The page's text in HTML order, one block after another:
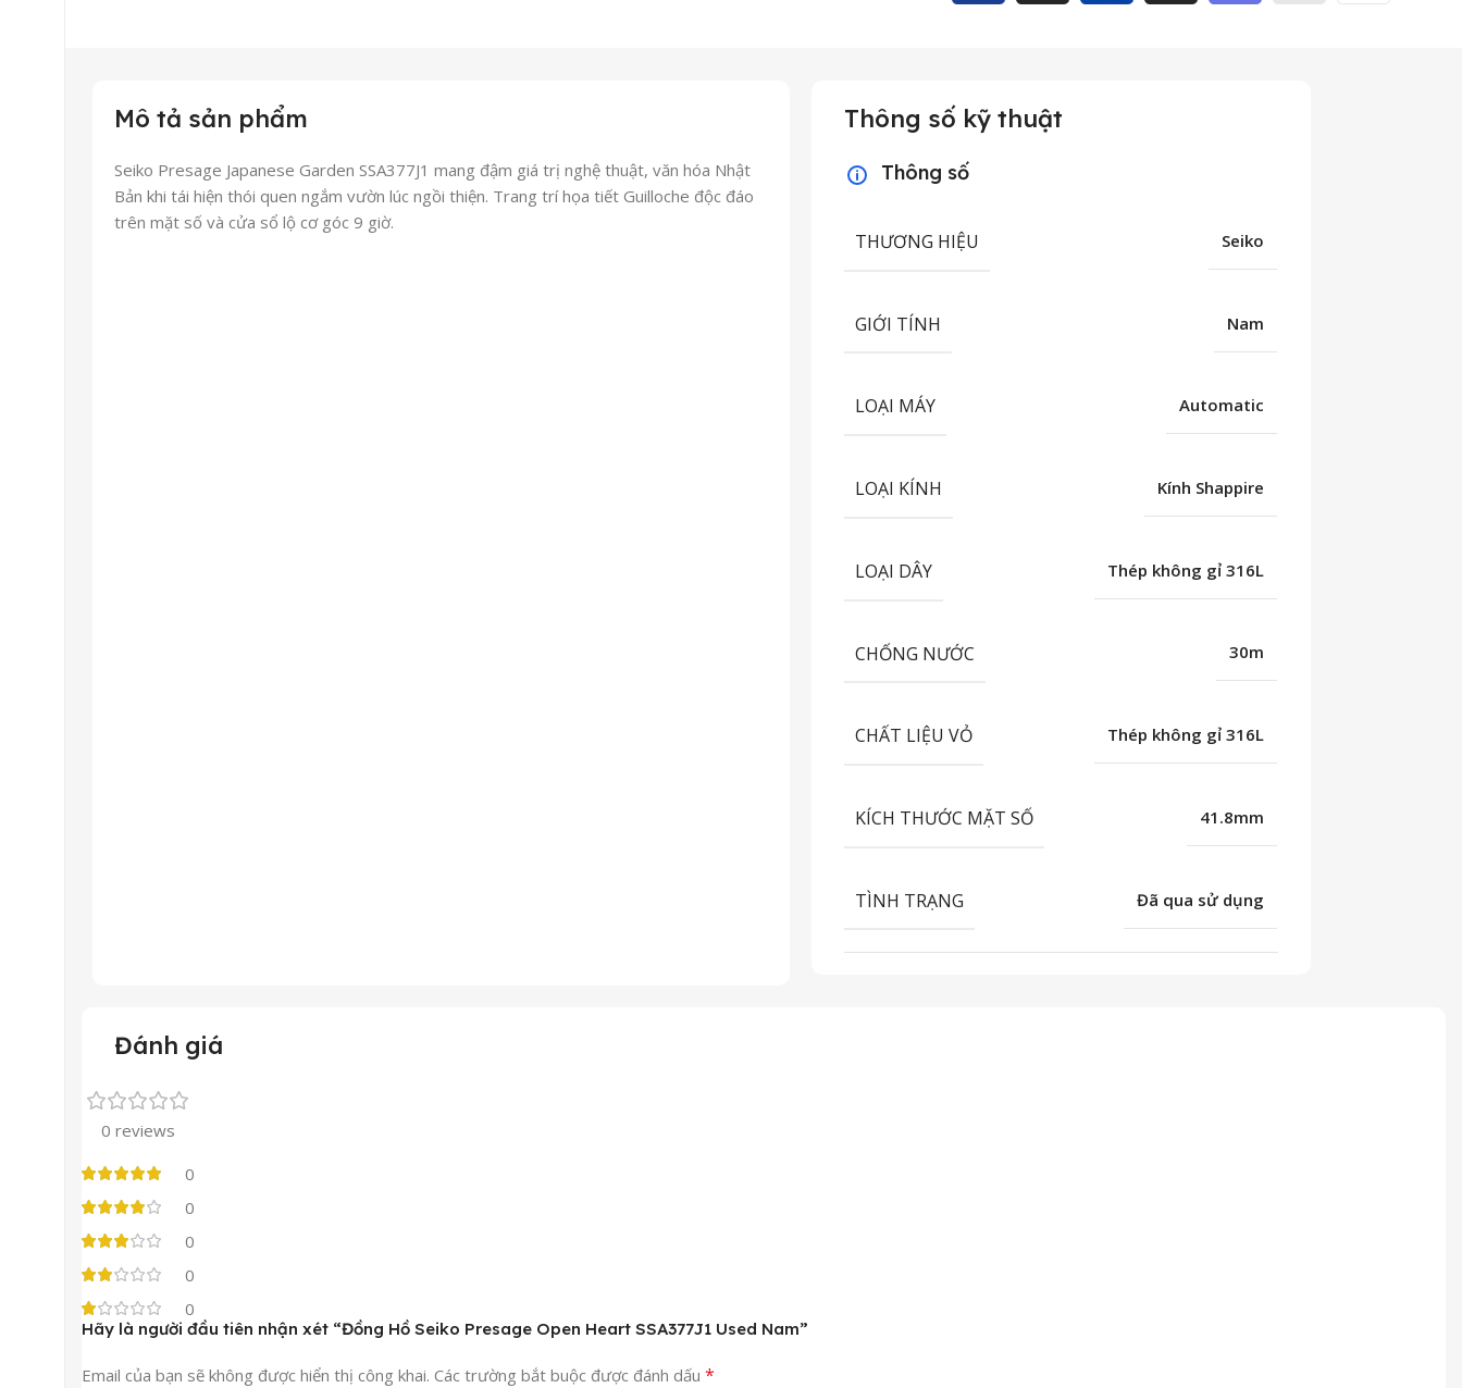
Mô tả sản phẩm
Seiko Presage Japanese Garden SSA377J1 mang đậm giá trị nghệ thuật, văn hóa Nhật
Bản khi tái hiện thói quen ngắm vườn lúc ngồi thiện. Trang trí họa tiết Guilloche độc đáo
trên mặt số và cửa sổ lộ cơ góc 9 giờ.
Thông số kỹ thuật
Thông số
THƯƠNG HIỆU Seiko
GIỚI TÍNH Nam
LOẠI MÁY Automatic
LOẠI KÍNH Kính Shappire
LOẠI DÂY Thép không gỉ 316L
CHỐNG NƯỚC 30m
CHẤT LIỆU VỎ Thép không gỉ 316L
KÍCH THƯỚC MẶT SỐ 41.8mm
TÌNH TRẠNG Đã qua sử dụng
Đánh giá
0 reviews
0
0
0
0
0
Hãy là người đầu tiên nhận xét “Đồng Hồ Seiko Presage Open Heart SSA377J1 Used Nam”
Email của bạn sẽ không được hiển thị công khai. Các trường bắt buộc được đánh dấu *